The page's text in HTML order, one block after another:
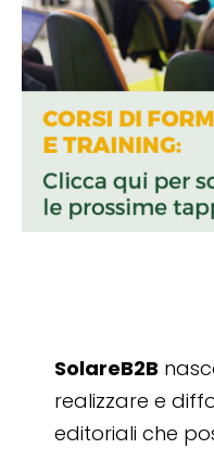
SolareB2B
realizzare e
editoriali che